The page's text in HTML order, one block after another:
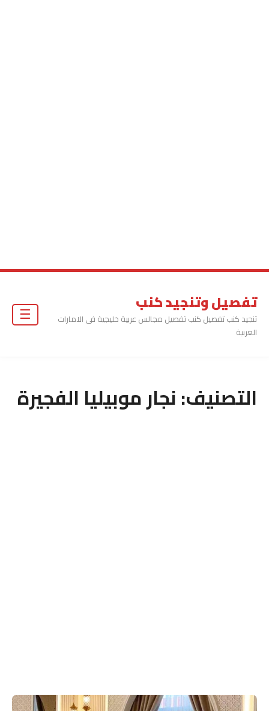
تفصيل وتنجيد كنب
تنجيد كنب تفصيل كنب تفصيل مجالس عربية خليجية فى الامارات
العربية
التصنيف:نجار موبيليا الفجيرة